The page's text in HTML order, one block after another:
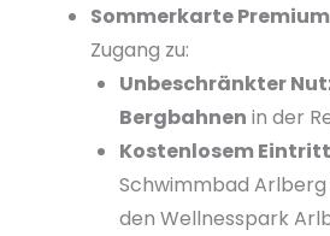
Sommerkarte Premium
Zugang zu:
Unbeschränkter
Bergbahnen in der
Kostenlosem Eintritt
Schwimmbad
den Wellnesspark